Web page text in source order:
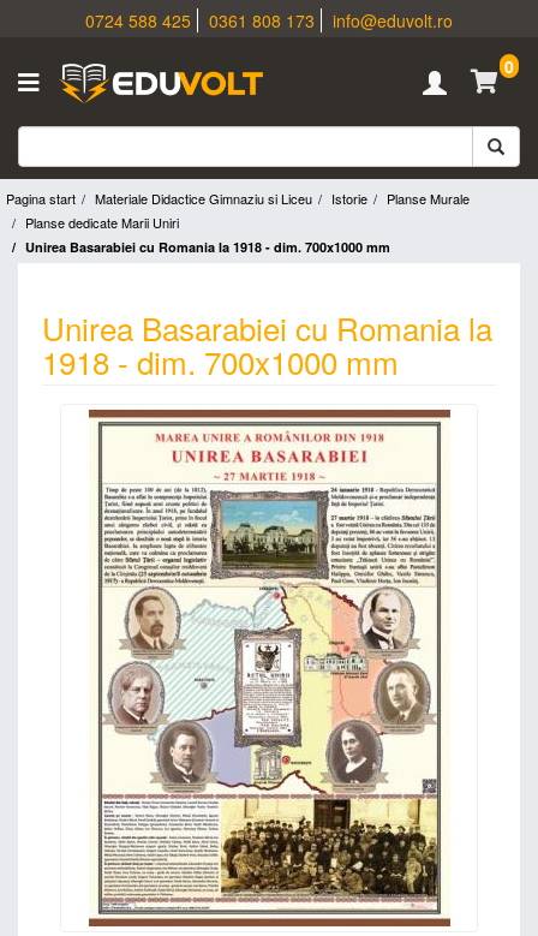
0724 588 425 0361 808 173
info@eduvolt.ro
0
Pagina start Materiale Didactice Gimnaziu si Liceu Istorie
Planse Murale
Planse dedicate Marii Uniri
Unirea Basarabiei cu Romania la 1918 - dim. 700x1000 mm
Unirea Basarabiei cu Romania la
1918 - dim. 700x1000 mm